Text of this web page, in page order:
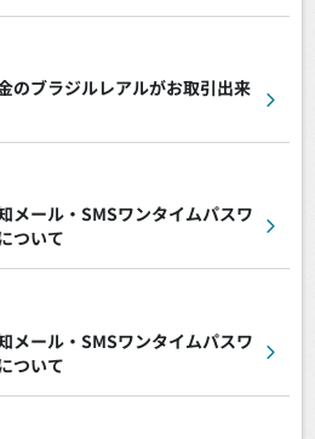
のブラジルレアルがお取引出来
メール・SMSワンタイムパスワ
ついて
メール・SMSワンタイムパスワ
ついて